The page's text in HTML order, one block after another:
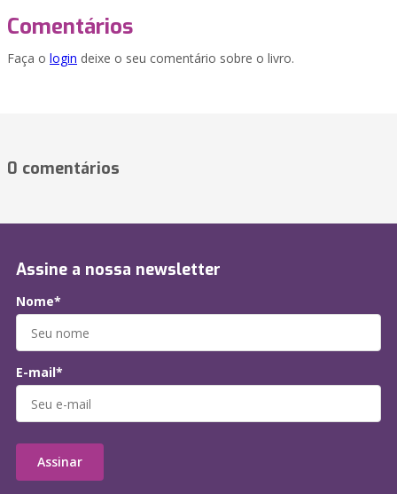
Comentários
Faça o login deixe o seu comentário sobre o livro.
0 comentários
Assine a nossa newsletter
Nome*
E-mail*
Assinar